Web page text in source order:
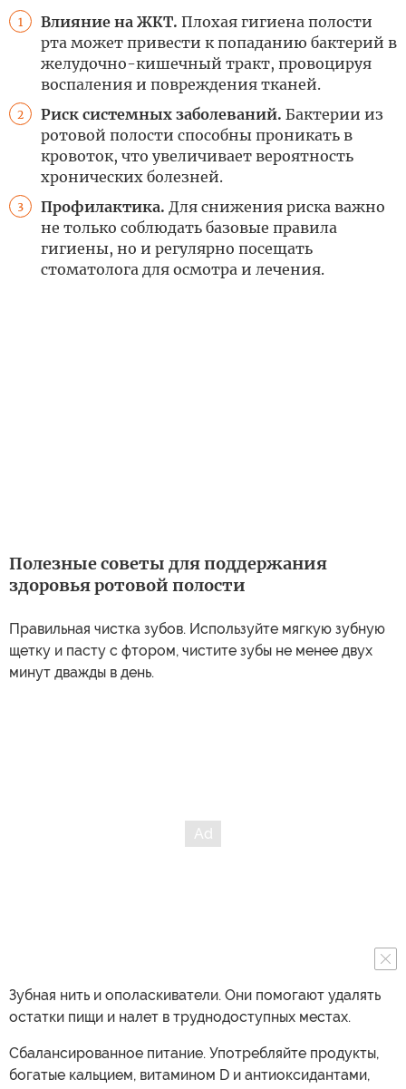
1 Влияние на ЖКТ. Плохая гигиена полости
рта может привести к попаданию бактерий в
желудочно-кишечный тракт, провоцируя
воспаления и повреждения тканей.
2 Риск системных заболеваний. Бактерии из
ротовой полости способны проникать в
кровоток, что увеличивает вероятность
хронических болезней.
3 Профилактика. Для снижения риска важно
не только соблюдать базовые правила
гигиены, но и регулярно посещать
стоматолога для осмотра и лечения.
Полезные советы для поддержания
здоровья ротовой полости
Правильная чистка зубов. Используйте мягкую зубную
щетку и пасту с фтором, чистите зубы не менее двух
минут дважды в день.
Зубная нить и ополаскиватели. Они помогают удалять
остатки пищи и налет в труднодоступных местах.
Сбалансированное питание. Употребляйте продукты,
богатые кальцием, витамином D и антиоксидантами,